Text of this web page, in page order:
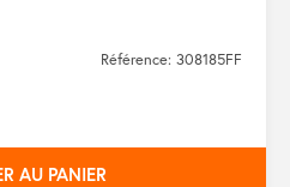
Référence: 308185FF
AU PANIER